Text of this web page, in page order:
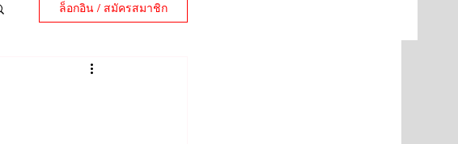
ล็อกอิน / สมัครสมาชิก